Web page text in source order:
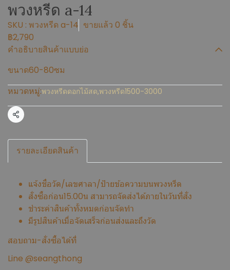
พวงหรีด a-14
SKU : พวงหรีด a-14 ขายแล้ว 0 ชิ้น
฿2,790
คำอธิบายสินค้าแบบย่อ
ขนาด60-80ซม
หมวดหมู่:พวงหรีดดอกไม้สด,พวงหรีด1500-3000
แชร์
รายละเอียดสินค้า
แจ้งชื่อวัด/เลขศาลา/ป้ายข้อความบนพวงหรีด
สั่งซื้อก่อน15.00น สามารถจัดส่งได้ภายในวันที่สั่ง
ชำระค่าสินค้าทั้งหมดก่อนจัดทำ
มีรูปสินค้าเมื่อจัดเสร็จก่อนส่งและถึงวัด
สอบถาม-สั่งซื้อได้ที่
Line @seangthong